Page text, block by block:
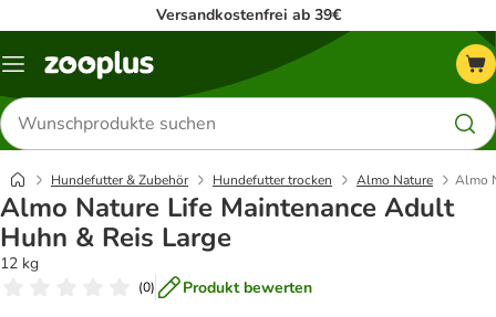
Versandkostenfrei ab 39€
Menü
Produkte
suchen
Hundefutter & Zubehör Hundefutter trocken Almo Nature Almo
Almo Nature Life Maintenance Adult
Huhn & Reis Large
12 kg
(0) Produkt bewerten